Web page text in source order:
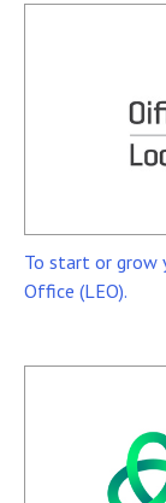
To start or grow
Office (LEO).